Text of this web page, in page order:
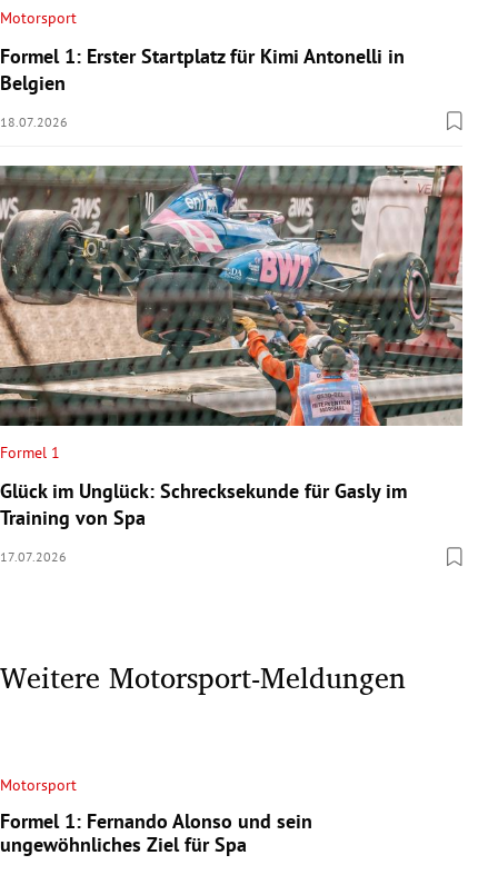
Motorsport
Formel 1: Erster Startplatz für Kimi Antonelli in
Belgien
18.07.2026
Formel 1
Glück im Unglück: Schrecksekunde für Gasly im
Training von Spa
17.07.2026
Weitere Motorsport-Meldungen
Motorsport
Formel 1: Fernando Alonso und sein
ungewöhnliches Ziel für Spa